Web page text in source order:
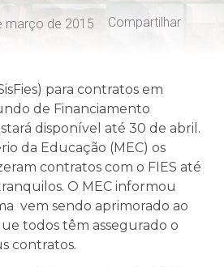
março de 2015 Compartilhar
para contratos em
de Financiamento
disponível até 30 de abril.
da Educação (MEC) os
contratos com o FIES até
O MEC informou
vem sendo aprimorado ao
todos têm assegurado o
contratos.